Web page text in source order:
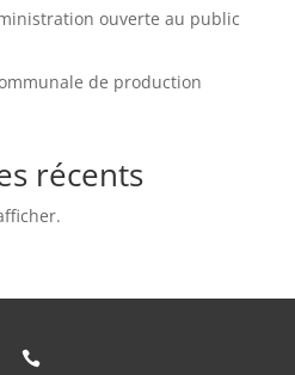
ouverte au public
de production
récents
